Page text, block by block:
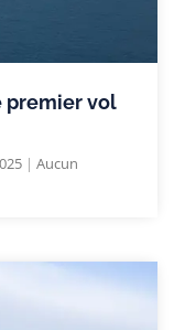
premier vol
Aucun